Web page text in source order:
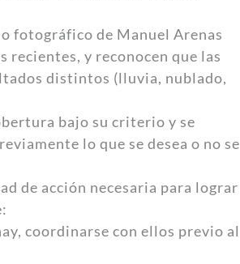
fotográfico de Manuel Arenas
y reconocen que las
distintos (lluvia, nublado,
bajo su criterio y se
lo que se desea o no se
de acción necesaria para lograr
coordinarse con ellos previo al